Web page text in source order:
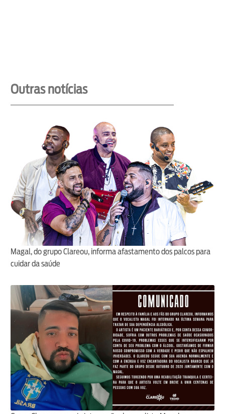
Outras notícias
Magal, do grupo Clareou, informa afastamento dos palcos para
cuidar da saúde